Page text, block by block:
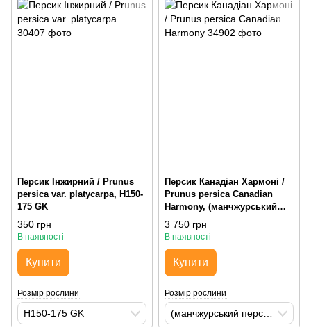
Персик Інжирний / Prunus
persica var. platycarpa, H150-
175 GK
350 грн
В наявності
Купити
Розмір рослини
H150-175 GK
Персик Канадіан Хармоні /
Prunus persica Canadian
Harmony, (манчжурський
персик) H150-200 St60-80 С20
AirPot
3 750 грн
В наявності
Купити
Розмір рослини